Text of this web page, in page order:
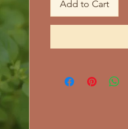
Add to Cart